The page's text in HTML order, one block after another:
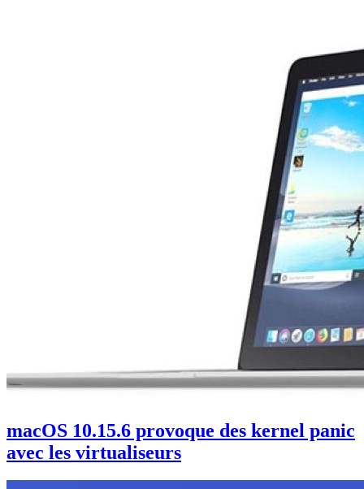
macOS 10.15.6 provoque des kernel panic
avec les virtualiseurs